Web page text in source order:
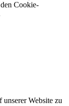
Cookie-
Website zu